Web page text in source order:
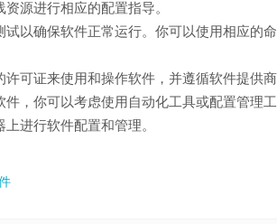
源进行相应的配置指导。
以确保软件正常运行。你可以使用相应的
可证来使用和操作软件，并遵循软件提供商
，你可以考虑使用自动化工具或配置管理
进行软件配置和管理。